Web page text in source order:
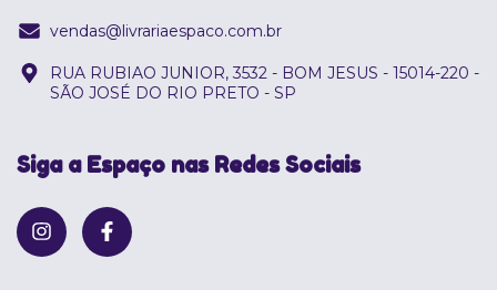
vendas@livrariaespaco.com.br
RUA RUBIAO JUNIOR, 3532 - BOM JESUS - 15014-220 -
SÃO JOSÉ DO RIO PRETO - SP
Siga a Espaço nas Redes Sociais